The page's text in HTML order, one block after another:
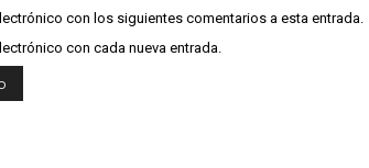
con los siguientes comentarios a esta entrada.
con cada nueva entrada.